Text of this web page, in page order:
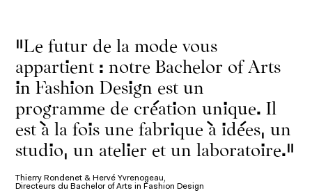
Le futur de la mode vous
appartient : notre Bachelor of Arts
in Fashion Design est un
programme de création unique. Il
est à la fois une fabrique à idées, un
studio, un atelier et un laboratoire.
Thierry Rondenet & Hervé Yvrenogeau,
Directeurs du Bachelor of Arts in Fashion Design